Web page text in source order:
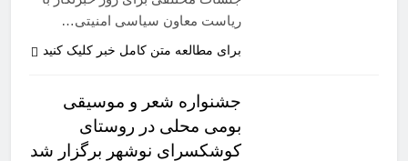
ریاست معاون سیاسی امنیتی…
برای مطالعه متن کامل خبر کلیک کنید
جشنواره شعر و موسیقی
بومی محلی در روستای
کوشکسرای نوشهر برگزار شد